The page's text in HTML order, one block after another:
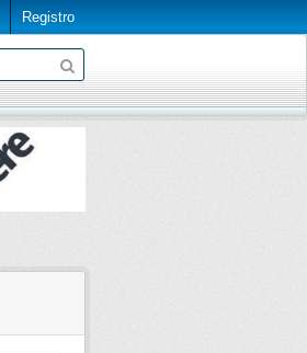
Registro